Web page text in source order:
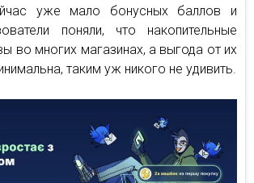
уже мало бонусных баллов и
поняли, что накопительные
во многих магазинах, а выгода от их
таким уж никого не удивить.